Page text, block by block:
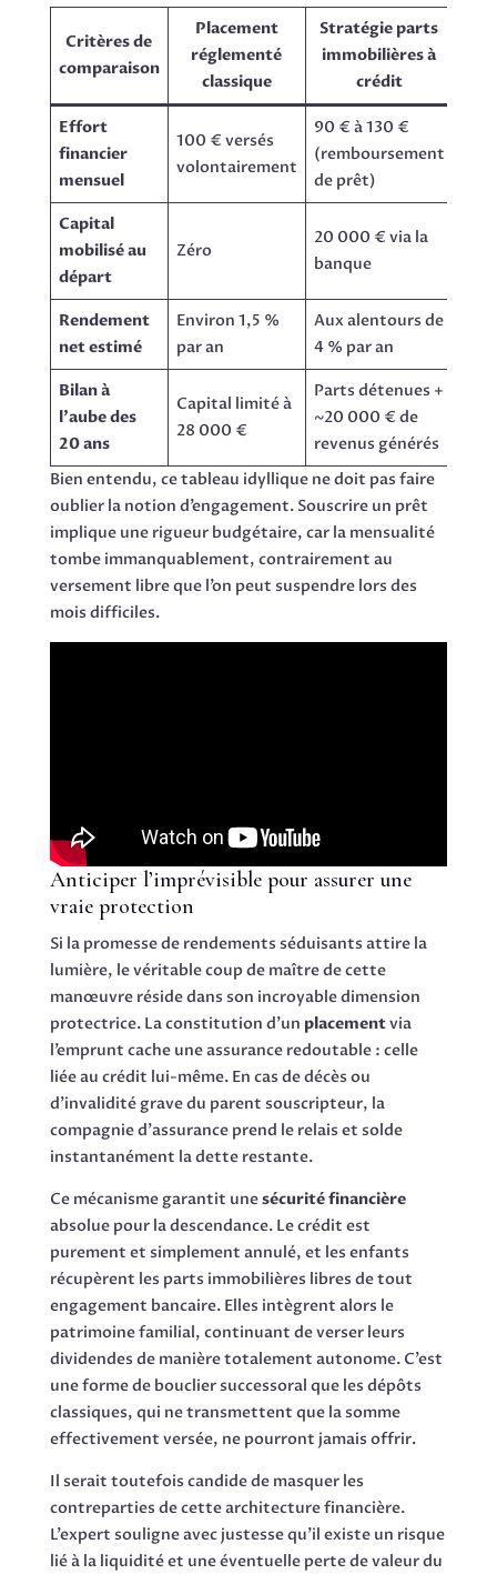
Critères de
comparaison
Placement
réglementé
classique
Stratégie parts
immobilières à
crédit
Effort
financier
mensuel
100 € versés
volontairement
90 € à 130 €
(remboursement
de prêt)
Capital
mobilisé au
départ
Zéro
20 000 € via la
banque
Rendement
net estimé
Environ 1,5 %
par an
Aux alentours de
4 % par an
Bilan à
l’aube des
20 ans
Capital limité à
28 000 €
Parts détenues +
~20 000 € de
revenus générés
Bien entendu, ce tableau idyllique ne doit pas faire
oublier la notion d’engagement. Souscrire un prêt
implique une rigueur budgétaire, car la mensualité
tombe immanquablement, contrairement au
versement libre que l’on peut suspendre lors des
mois difficiles.
Anticiper l’imprévisible pour assurer une
vraie protection
Si la promesse de rendements séduisants attire la
lumière, le véritable coup de maître de cette
manœuvre réside dans son incroyable dimension
protectrice. La constitution d’un placementvia
l’emprunt cache une assurance redoutable : celle
liée au crédit lui-même. En cas de décès ou
d’invalidité grave du parent souscripteur, la
compagnie d’assurance prend le relais et solde
instantanément la dette restante.
Ce mécanisme garantit unesécurité financière
absolue pour la descendance. Le crédit est
purement et simplement annulé, et les enfants
récupèrent les parts immobilières libres de tout
engagement bancaire. Elles intègrent alors le
patrimoine familial, continuant de verser leurs
dividendes de manière totalement autonome. C’est
une forme de bouclier successoral que les dépôts
classiques, qui ne transmettent que la somme
effectivement versée, ne pourront jamais offrir.
Il serait toutefois candide de masquer les
contreparties de cette architecture financière.
L’expert souligne avec justesse qu’il existe un risque
lié à la liquidité et une éventuelle perte de valeur du